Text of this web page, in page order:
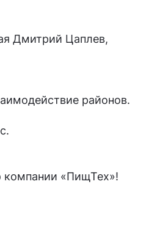
Дмитрий Цаплев,
районов.
компании «ПищТех»!